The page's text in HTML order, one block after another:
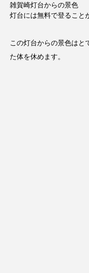
雑賀崎灯台からの景色
灯台には無料で登ること
この灯台からの景色はと
た体を休めます。